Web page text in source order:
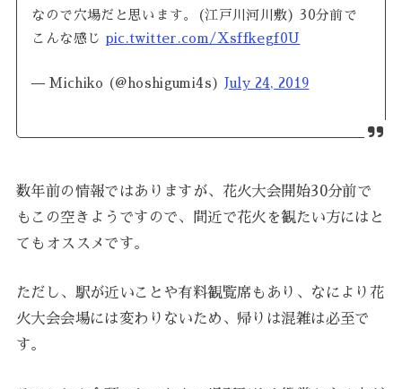
なので穴場だと思います。(江戸川河川敷) 30分前で
こんな感じ pic.twitter.com/Xsffkegf0U
— Michiko (@hoshigumi4s) July 24, 2019
数年前の情報ではありますが、花火大会開始30分前で
もこの空きようですので、間近で花火を観たい方にはと
てもオススメです。
ただし、駅が近いことや有料観覧席もあり、なにより花
火大会会場には変わりないため、帰りは混雑は必至で
す。